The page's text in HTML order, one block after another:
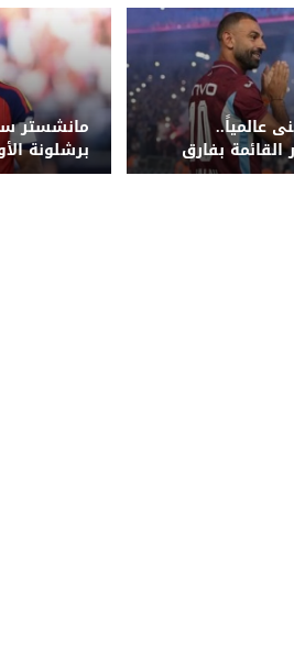
عالمياً..
القائمة بفارق
مانشستر
برشلونة